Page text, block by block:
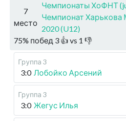
7
место
Чемпионаты ХоФНТ
Чемпионат Харькова
2020 (U12)
75% побед 3 👍 vs 1 👎
Группа 3
3:0 Лобойко Арсений
Группа 3
3:0 Жегус Илья